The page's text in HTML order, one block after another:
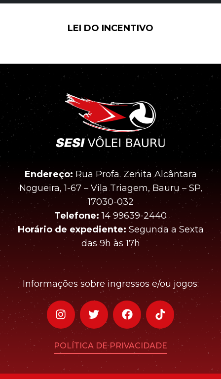
LEI DO INCENTIVO
Endereço: Rua Profa. Zenita Alcântara
Nogueira, 1-67 – Vila Triagem, Bauru – SP,
17030-032
Telefone: 14 99639-2440
Horário de expediente:Segunda a Sexta
das 9h às 17h
Informações sobre ingressos e/ou jogos:
POLÍTICA DE PRIVACIDADE